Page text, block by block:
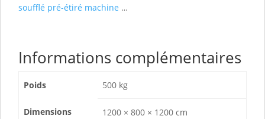
soufflé pré-étiré machine …
Informations complémentaires
Poids 500 kg
Dimensions 1200 × 800 × 1200 cm